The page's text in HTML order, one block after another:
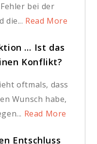
bei der
die... Read More
… Ist das
Konflikt?
oftmals, dass
Wunsch habe,
Read More
Entschluss